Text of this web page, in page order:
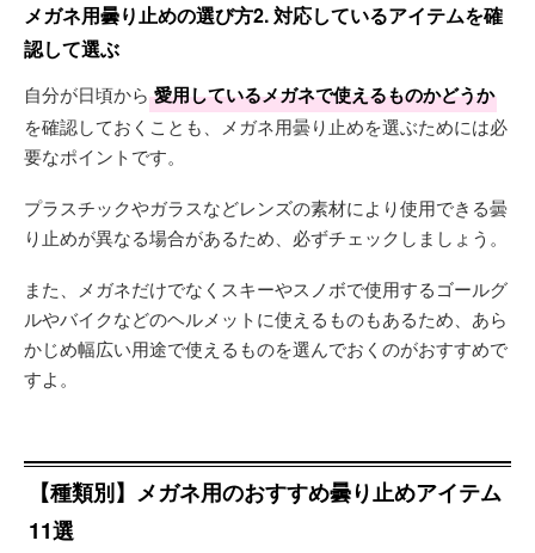
メガネ用曇り止めの選び方2. 対応しているアイテムを確
認して選ぶ
自分が日頃から 愛用しているメガネで使えるものかどうか
を確認しておくことも、メガネ用曇り止めを選ぶためには必
要なポイントです。
プラスチックやガラスなどレンズの素材により使用できる曇
り止めが異なる場合があるため、必ずチェックしましょう。
また、メガネだけでなくスキーやスノボで使用するゴールグ
ルやバイクなどのヘルメットに使えるものもあるため、あら
かじめ幅広い用途で使えるものを選んでおくのがおすすめで
すよ。
【種類別】メガネ用のおすすめ曇り止めアイテム
11選